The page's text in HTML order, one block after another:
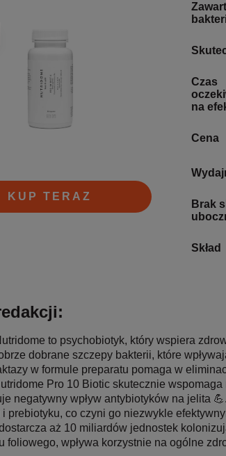
KUP TERAZ
Czas
na
Cena
Brak
Skład
to psychobiotyk, który wspiera
dobrane szczepy bakterii, które
w formule preparatu pomaga w
Pro 10 Biotic skutecznie
negatywny wpływ antybiotyków na jelita
i prebiotyku, co czyni go niezwykle
aż 10 miliardów jednostek
foliowego, wpływa korzystnie na ogólne